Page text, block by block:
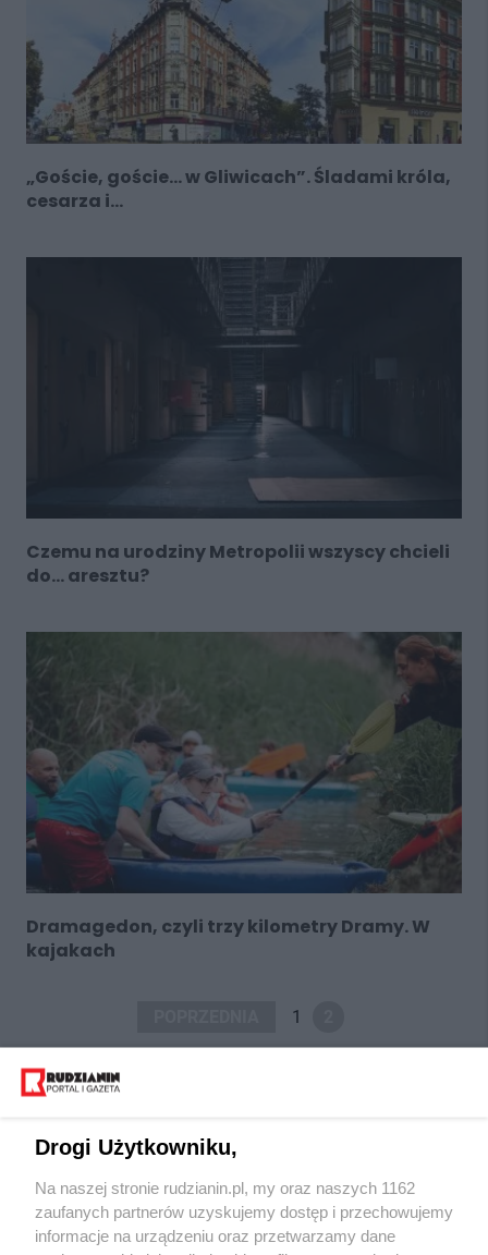
„Goście, goście… w Gliwicach”. Śladami króla,
cesarza i...
Czemu na urodziny Metropolii wszyscy chcieli
do... aresztu?
Dramagedon, czyli trzy kilometry Dramy. W
kajakach
1
Wydawca mediów lokalnych
Drogi Użytkowniku,
Na naszej stronie rudzianin.pl, my oraz naszych 1162
zaufanych partnerów uzyskujemy dostęp i przechowujemy
informacje na urządzeniu oraz przetwarzamy dane